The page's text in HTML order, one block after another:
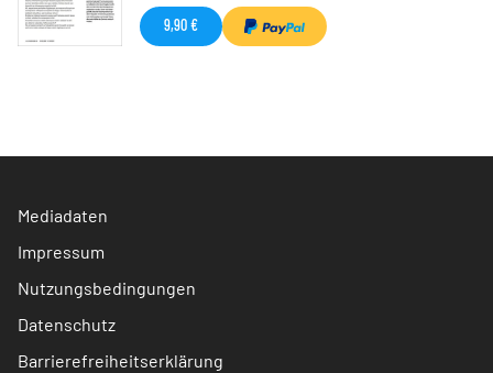
9,90 €
Mediadaten
Impressum
Nutzungsbedingungen
Datenschutz
Barrierefreiheitserklärung